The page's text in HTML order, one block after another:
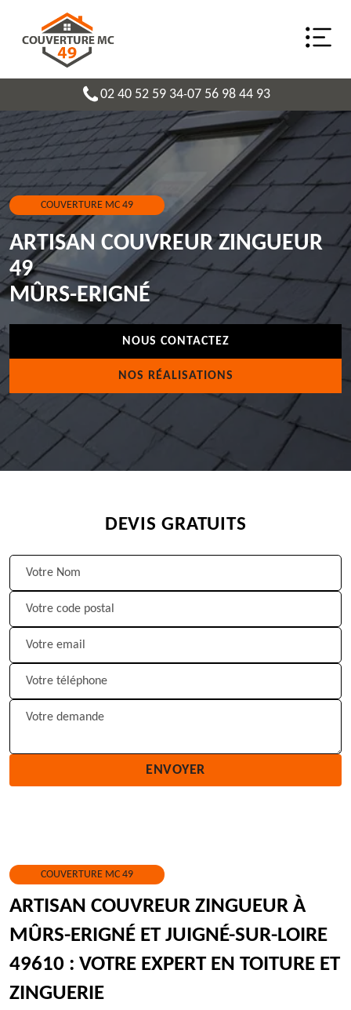
02 40 52 59 34-07 56 98 44 93
COUVERTURE MC 49
ARTISAN COUVREUR ZINGUEUR
49
MÛRS-ERIGNÉ
NOUS CONTACTEZ
NOS RÉALISATIONS
DEVIS GRATUITS
COUVERTURE MC 49
ARTISAN COUVREUR ZINGUEUR À
MÛRS-ERIGNÉ ET JUIGNÉ-SUR-LOIRE
49610 : VOTRE EXPERT EN TOITURE ET
ZINGUERIE